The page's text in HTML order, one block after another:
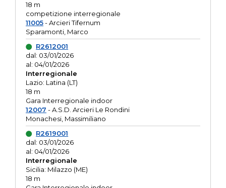
18 m
competizione interregionale
11005- Arcieri Tifernum
Sparamonti, Marco
R2612001
dal: 03/01/2026
al: 04/01/2026
Interregionale
Lazio: Latina (LT)
18 m
Gara Interregionale indoor
12007 - A.S.D. Arcieri Le Rondini
Monachesi, Massimiliano
R2619001
dal: 03/01/2026
al: 04/01/2026
Interregionale
Sicilia: Milazzo (ME)
18 m